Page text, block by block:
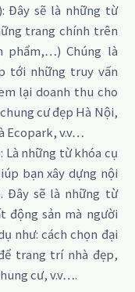
Đây sẽ là những từ
trang chính trên
phẩm,…) Chúng là
tới những truy vấn
lại doanh thu cho
cư đẹp Hà Nội,
Ecopark, v.v…
những từ khóa cụ
bạn xây dựng nội
Đây sẽ là những từ
động sản mà người
như: cách chọn đại
trang trí nhà đẹp,
cư, v.v….